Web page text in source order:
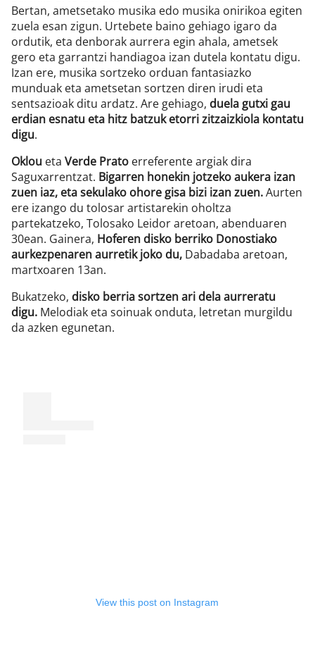
Bertan, ametsetako musika edo musika onirikoa egiten
zuela esan zigun. Urtebete baino gehiago igaro da
ordutik, eta denborak aurrera egin ahala, ametsek
gero eta garrantzi handiagoa izan dutela kontatu digu.
Izan ere, musika sortzeko orduan fantasiazko
munduak eta ametsetan sortzen diren irudi eta
sentsazioak ditu ardatz. Are gehiago, duela gutxi gau
erdian esnatu eta hitz batzuk etorri zitzaizkiola kontatu
digu.
Oklou eta Verde Prato erreferente argiak dira
Saguxarrentzat. Bigarren honekin jotzeko aukera izan
zuen iaz, eta sekulako ohore gisa bizi izan zuen.Aurten
ere izango du tolosar artistarekin oholtza
partekatzeko, Tolosako Leidor aretoan, abenduaren
30ean. Gainera, Hoferen disko berriko Donostiako
aurkezpenaren aurretik joko du, Dabadaba aretoan,
martxoaren 13an.
Bukatzeko, disko berria sortzen ari dela aurreratu
digu. Melodiak eta soinuak onduta, letretan murgildu
da azken egunetan.
View this post on Instagram